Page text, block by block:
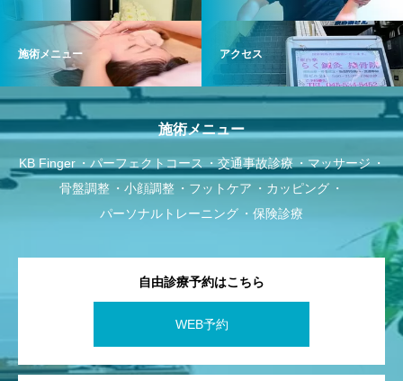
施術メニュー アクセス
施術メニュー
KB Finger パーフェクトコース 交通事故診療
マッサージ
骨盤調整
小顔調整 フットケア
カッピング
パーソナルトレーニング
保険診療
自由診療予約はこちら
WEB予約